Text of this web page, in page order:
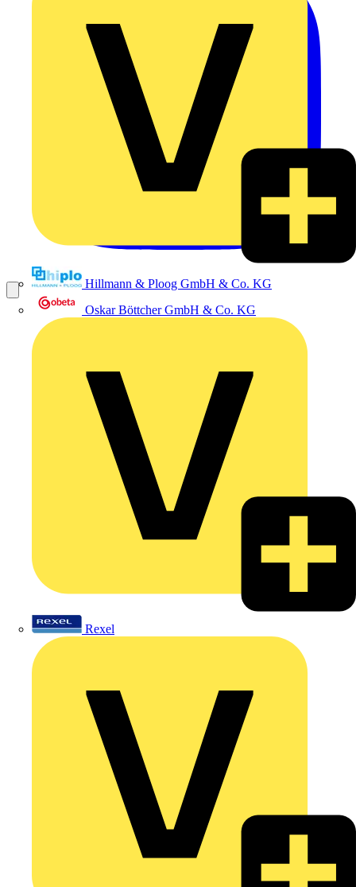
Hillmann & Ploog GmbH & Co. KG
Oskar Böttcher GmbH & Co. KG
Rexel